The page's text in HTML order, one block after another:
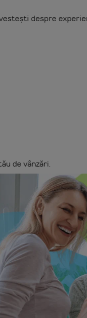
despre
de vânzări.